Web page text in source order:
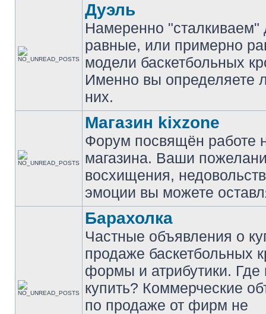
Дуэль
Намеренно "сталкиваем"
равные, или примерно
модели баскетбольных
Именно вы определяете
них.
Магазин kixzone
Форум посвящён работе
магазина. Ваши
восхищения,
эмоции вы можете
Барахолка
Частные объявления о
продаже баскетбольных
формы и атрибутики. Где
купить? Коммерческие
по продаже от фирм не